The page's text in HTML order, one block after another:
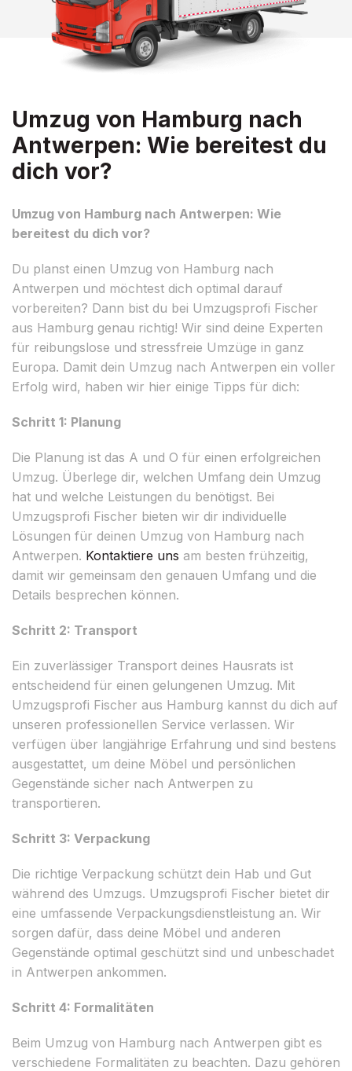
Umzug von Hamburg nach
Antwerpen: Wie bereitest du
dich vor?
Umzug von Hamburg nach Antwerpen: Wie
bereitest du dich vor?
Du planst einen Umzug von Hamburg nach
Antwerpen und möchtest dich optimal darauf
vorbereiten? Dann bist du bei Umzugsprofi Fischer
aus Hamburg genau richtig! Wir sind deine Experten
für reibungslose und stressfreie Umzüge in ganz
Europa. Damit dein Umzug nach Antwerpen ein voller
Erfolg wird, haben wir hier einige Tipps für dich:
Schritt 1: Planung
Die Planung ist das A und O für einen erfolgreichen
Umzug. Überlege dir, welchen Umfang dein Umzug
hat und welche Leistungen du benötigst. Bei
Umzugsprofi Fischer bieten wir dir individuelle
Lösungen für deinen Umzug von Hamburg nach
Antwerpen. Kontaktiere uns am besten frühzeitig,
damit wir gemeinsam den genauen Umfang und die
Details besprechen können.
Schritt 2: Transport
Ein zuverlässiger Transport deines Hausrats ist
entscheidend für einen gelungenen Umzug. Mit
Umzugsprofi Fischer aus Hamburg kannst du dich auf
unseren professionellen Service verlassen. Wir
verfügen über langjährige Erfahrung und sind bestens
ausgestattet, um deine Möbel und persönlichen
Gegenstände sicher nach Antwerpen zu
transportieren.
Schritt 3: Verpackung
Die richtige Verpackung schützt dein Hab und Gut
während des Umzugs. Umzugsprofi Fischer bietet dir
eine umfassende Verpackungsdienstleistung an. Wir
sorgen dafür, dass deine Möbel und anderen
Gegenstände optimal geschützt sind und unbeschadet
in Antwerpen ankommen.
Schritt 4: Formalitäten
Beim Umzug von Hamburg nach Antwerpen gibt es
verschiedene Formalitäten zu beachten. Dazu gehören